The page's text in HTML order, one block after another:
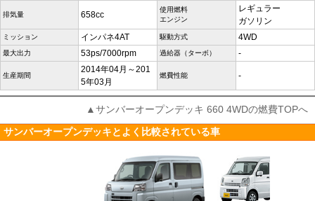
排気量 658cc
使用燃料
エンジン
レギュラー
ガソリン
ミッション インパネ4AT 駆動方式 4WD
最大出力 53ps/7000rpm 過給器（ターボ） -
生産期間
2014年04月～201
5年03月
燃費性能 -
▲サンバーオープンデッキ 660 4WDの燃費TOPへ
サンバーオープンデッキとよく比較されている車